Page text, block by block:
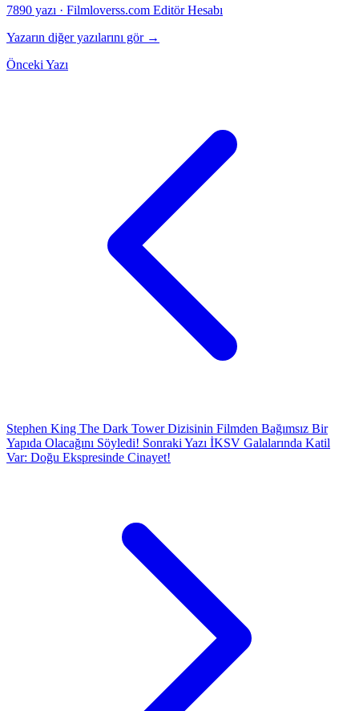
7890 yazı · Filmloverss.com Editör Hesabı
Yazarın diğer yazılarını gör →
Önceki Yazı
Stephen King The Dark Tower Dizisinin Filmden Bağımsız Bir
Yapıda Olacağını Söyledi! Sonraki Yazı İKSV Galalarında Katil
Var: Doğu Ekspresinde Cinayet!